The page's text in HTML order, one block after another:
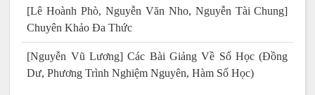
[Lê Hoành Phò, Nguyễn Văn Nho, Nguyễn Tài Chung]
Chuyên Khảo Đa Thức
[Nguyễn Vũ Lương] Các Bài Giảng Về Số Học (Đồng
Dư, Phương Trình Nghiệm Nguyên, Hàm Số Học)